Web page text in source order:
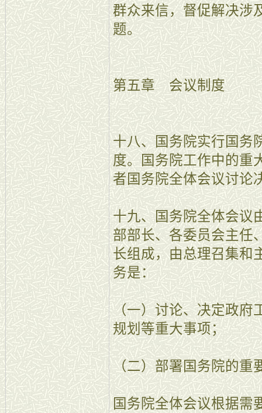
群众来信，督促解决涉
题。
第五章 会议制度
十八、国务院实行国务
度。国务院工作中的重
者国务院全体会议讨论
十九、国务院全体会议
部部长、各委员会主任
长组成，由总理召集和
务是：
（一）讨论、决定政府
规划等重大事项；
（二）部署国务院的重
国务院全体会议根据需